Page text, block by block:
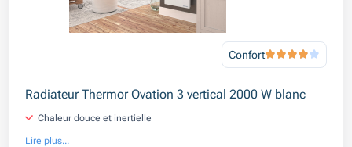
Confort
Radiateur Thermor Ovation 3 vertical 2000 W blanc
Chaleur douce et inertielle
Lire plus...